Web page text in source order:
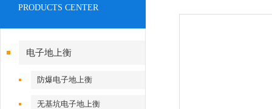
PRODUCTS CENTER
电子地上衡
防爆电子地上衡
无基坑电子地上衡